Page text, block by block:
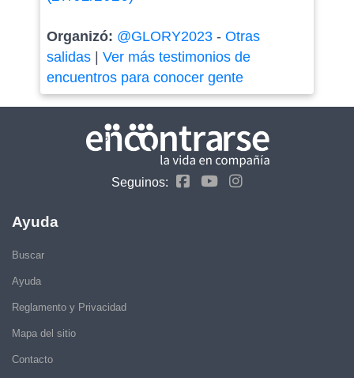
Organizó: @GLORY2023- Otras
salidas| Ver más testimonios de
encuentros para conocer gente
Seguinos:
Ayuda
Buscar
Ayuda
Reglamento y Privacidad
Mapa del sitio
Contacto